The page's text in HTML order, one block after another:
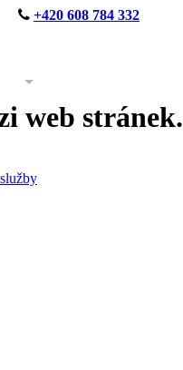
+420 608 784 332
web stránek.